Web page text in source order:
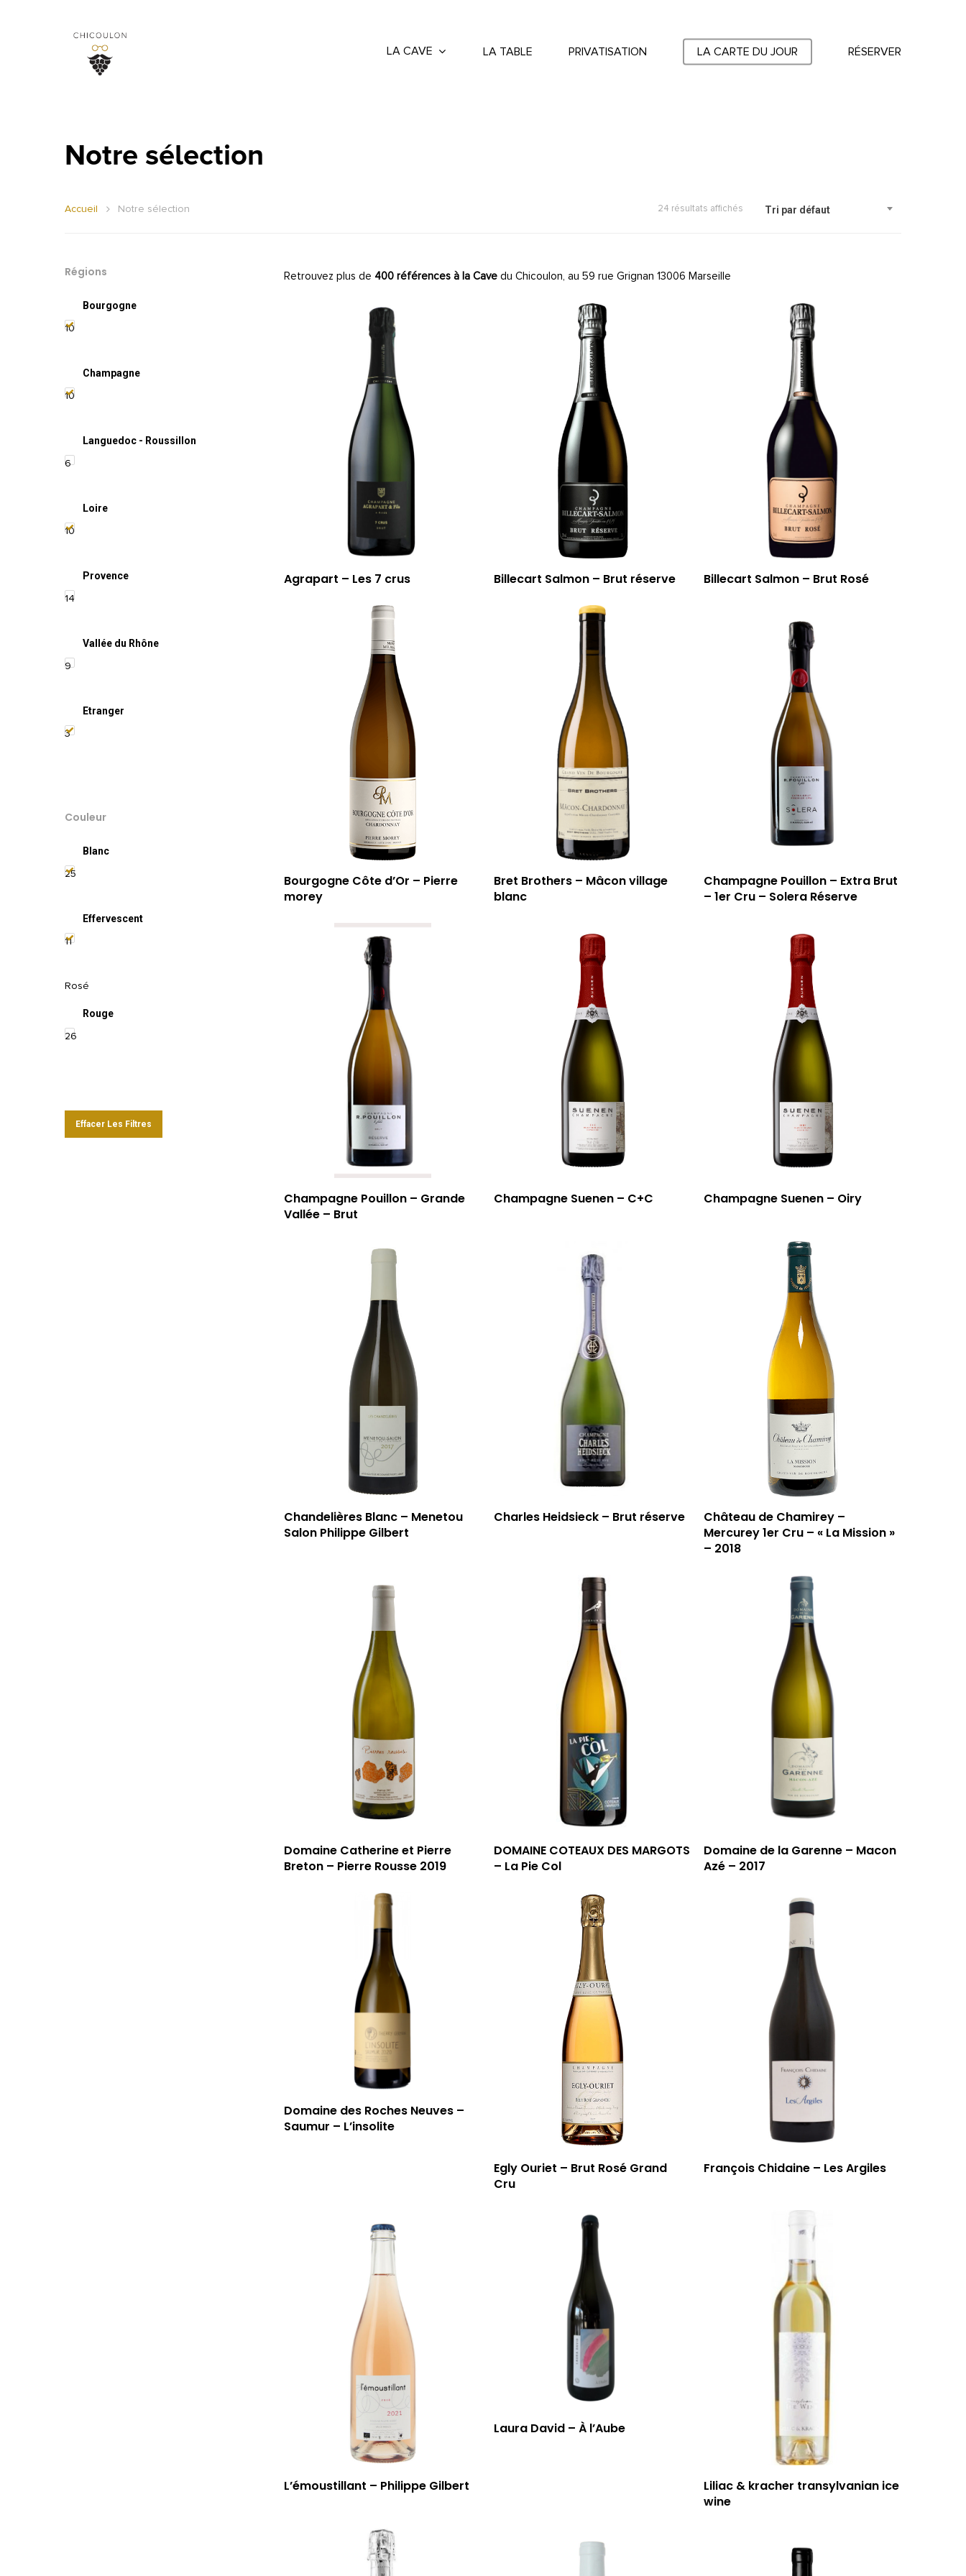
LA CAVE LA TABLE PRIVATISATION LA CARTE DU JOUR RÉSERVER
Notre sélection
Tri par défaut
24 résultats affichés
Accueil Notre sélection
Régions
Bourgogne
10
Champagne
10
Languedoc - Roussillon
6
Loire
10
Provence
14
Vallée du Rhône
9
Etranger
3
Couleur
Blanc
25
Effervescent
11
Rosé
Rouge
26
Effacer Les Filtres
Retrouvez plus de 400 références à la Cave du Chicoulon, au 59 rue Grignan 13006 Marseille
Agrapart – Les 7 crus Billecart Salmon – Brut réserve Billecart Salmon – Brut Rosé
Bourgogne Côte d’Or – Pierre
morey
Bret Brothers – Mâcon village
blanc
Champagne Pouillon – Extra Brut
– 1er Cru – Solera Réserve
Champagne Pouillon – Grande
Vallée – Brut
Champagne Suenen – C+C Champagne Suenen – Oiry
Chandelières Blanc – Menetou
Salon Philippe Gilbert
Charles Heidsieck – Brut réserve
Château de Chamirey –
Mercurey 1er Cru – « La Mission »
– 2018
Domaine Catherine et Pierre
Breton – Pierre Rousse 2019
DOMAINE COTEAUX DES MARGOTS
– La Pie Col
Domaine de la Garenne – Macon
Azé – 2017
Domaine des Roches Neuves –
Saumur – L’insolite
Egly Ouriet – Brut Rosé Grand
Cru
François Chidaine – Les Argiles
L’émoustillant – Philippe Gilbert
Laura David – À l’Aube
Liliac & kracher transylvanian ice
wine
T: 04 91 33 46 59